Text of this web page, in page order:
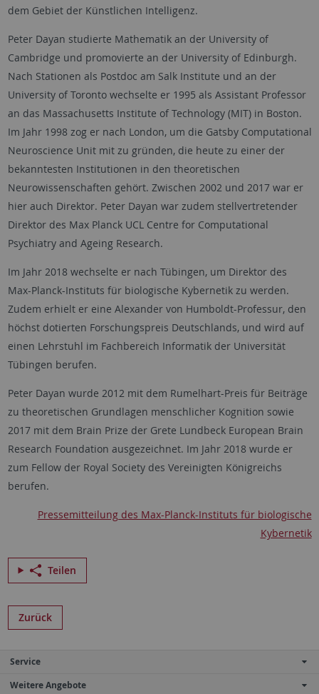
dem Gebiet der Künstlichen Intelligenz.
Peter Dayan studierte Mathematik an der University of
Cambridge und promovierte an der University of Edinburgh.
Nach Stationen als Postdoc am Salk Institute und an der
University of Toronto wechselte er 1995 als Assistant Professor
an das Massachusetts Institute of Technology (MIT) in Boston.
Im Jahr 1998 zog er nach London, um die Gatsby Computational
Neuroscience Unit mit zu gründen, die heute zu einer der
bekanntesten Institutionen in den theoretischen
Neurowissenschaften gehört. Zwischen 2002 und 2017 war er
hier auch Direktor. Peter Dayan war zudem stellvertretender
Direktor des Max Planck UCL Centre for Computational
Psychiatry and Ageing Research.
Im Jahr 2018 wechselte er nach Tübingen, um Direktor des
Max-Planck-Instituts für biologische Kybernetik zu werden.
Zudem erhielt er eine Alexander von Humboldt-Professur, den
höchst dotierten Forschungspreis Deutschlands, und wird auf
einen Lehrstuhl im Fachbereich Informatik der Universität
Tübingen berufen.
Peter Dayan wurde 2012 mit dem Rumelhart-Preis für Beiträge
zu theoretischen Grundlagen menschlicher Kognition sowie
2017 mit dem Brain Prize der Grete Lundbeck European Brain
Research Foundation ausgezeichnet. Im Jahr 2018 wurde er
zum Fellow der Royal Society des Vereinigten Königreichs
berufen.
Pressemitteilung des Max-Planck-Instituts für biologische
Kybernetik
Teilen
Zurück
Service
Weitere Angebote